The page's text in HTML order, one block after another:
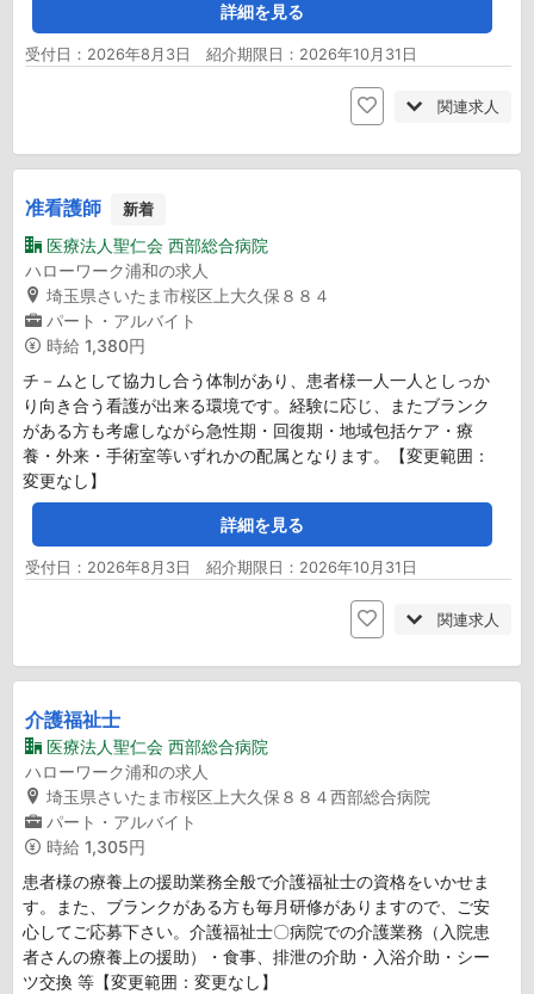
詳細を見る
受付日：2026年8月3日 紹介期限日：2026年10月31日
関連求人
准看護師 新着
医療法人聖仁会 西部総合病院
ハローワーク浦和の求人
埼玉県さいたま市桜区上大久保８８４
パート・アルバイト
時給 1,380円
チ－ムとして協力し合う体制があり、患者様一人一人としっか
り向き合う看護が出来る環境です。経験に応じ、またブランク
がある方も考慮しながら急性期・回復期・地域包括ケア・療
養・外来・手術室等いずれかの配属となります。【変更範囲：
変更なし】
詳細を見る
受付日：2026年8月3日 紹介期限日：2026年10月31日
関連求人
介護福祉士
医療法人聖仁会 西部総合病院
ハローワーク浦和の求人
埼玉県さいたま市桜区上大久保８８４西部総合病院
パート・アルバイト
時給 1,305円
患者様の療養上の援助業務全般で介護福祉士の資格をいかせま
す。また、ブランクがある方も毎月研修がありますので、ご安
心してご応募下さい。介護福祉士〇病院での介護業務（入院患
者さんの療養上の援助）・食事、排泄の介助・入浴介助・シー
ツ交換 等【変更範囲：変更なし】